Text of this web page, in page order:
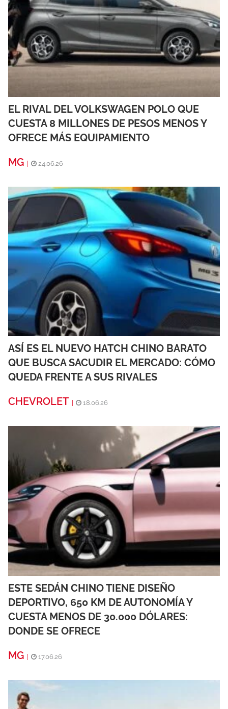
EL RIVAL DEL VOLKSWAGEN POLO QUE
CUESTA 8 MILLONES DE PESOS MENOS Y
OFRECE MÁS EQUIPAMIENTO
MG | 24.06.26
ASÍ ES EL NUEVO HATCH CHINO BARATO
QUE BUSCA SACUDIR EL MERCADO: CÓMO
QUEDA FRENTE A SUS RIVALES
CHEVROLET
18.06.26
ESTE SEDÁN CHINO TIENE DISEÑO
DEPORTIVO, 650 KM DE AUTONOMÍA Y
CUESTA MENOS DE 30.000 DÓLARES:
DONDE SE OFRECE
MG
17.06.26